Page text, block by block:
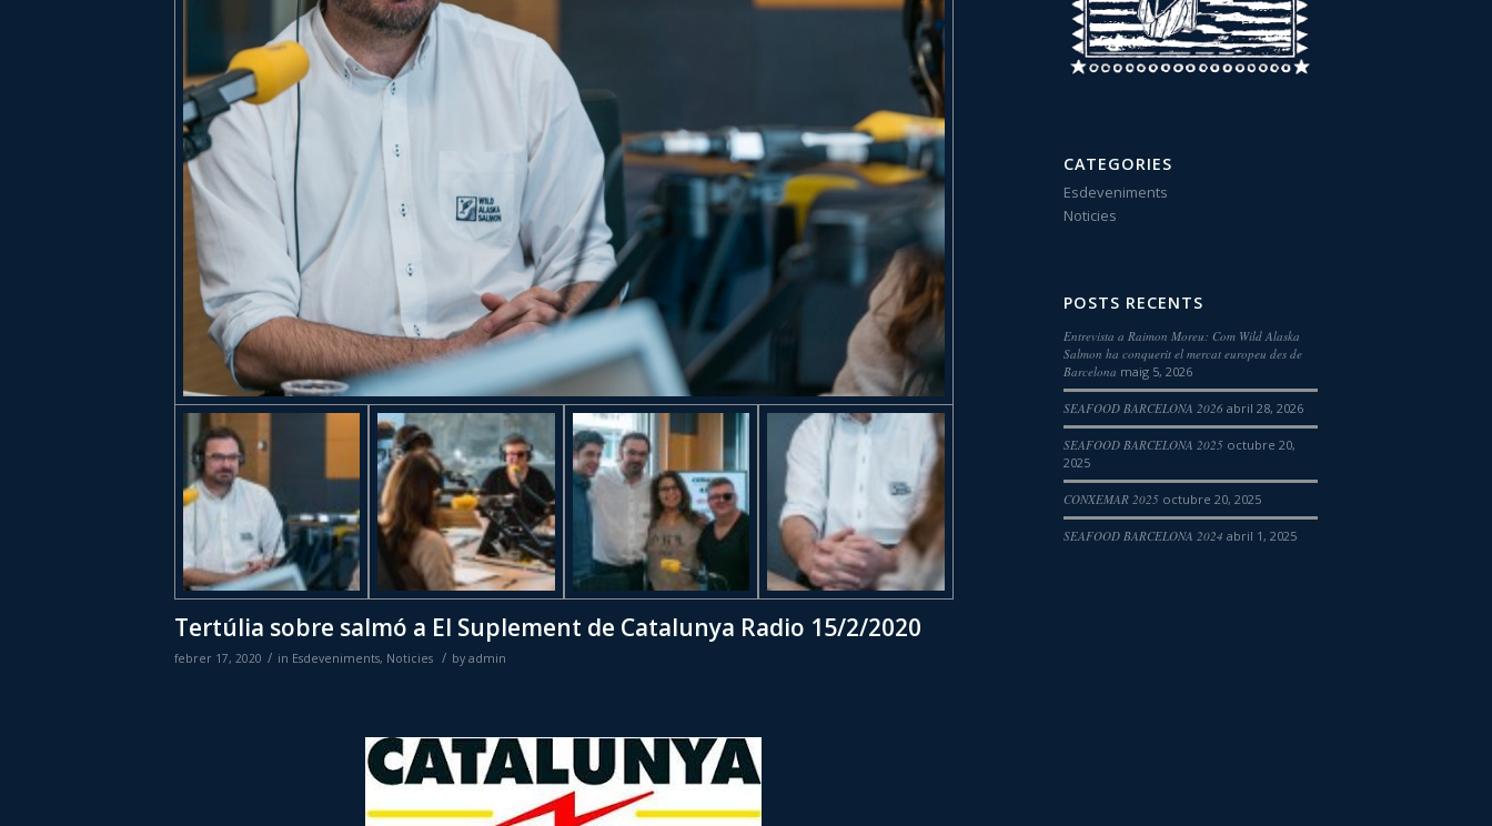
Tertúlia sobre salmó a El Suplement de Catalunya Radio 15/2/2020
febrer 17, 2020 / in Esdeveniments, Noticies / by admin
CATEGORIES
Esdeveniments
Noticies
POSTS RECENTS
Entrevista a Raimon Moreu: Com Wild Alaska
Salmon ha conquerit el mercat europeu des de
Barcelona maig 5, 2026
SEAFOOD BARCELONA 2026 abril 28, 2026
SEAFOOD BARCELONA 2025 octubre 20,
2025
CONXEMAR 2025 octubre 20, 2025
SEAFOOD BARCELONA 2024 abril 1, 2025